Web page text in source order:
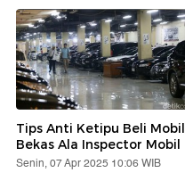
Tips Anti Ketipu Beli Mobil
Bekas Ala Inspector Mobil
Senin, 07 Apr 2025 10:06 WIB